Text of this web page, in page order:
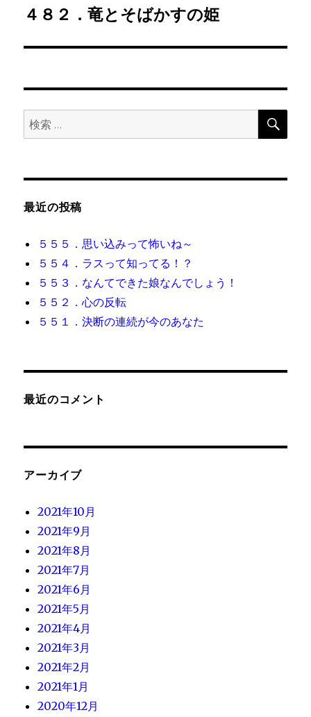
ゲ
ー
ン
次
投
４８２．竜とそばかすの姫
検
索:
検
最近の投稿
５５５．思い込みって怖いね～
５５４．ラスって知ってる！？
５５３．なんてできた娘なんでしょう！
５５２．心の反転
５５１．決断の連続が今のあなた
最近のコメント
アーカイブ
2021年10月
2021年9月
2021年8月
2021年7月
2021年6月
2021年5月
2021年4月
2021年3月
2021年2月
2021年1月
2020年12月